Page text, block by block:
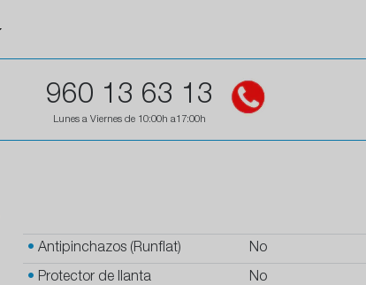
960 13 63 13
Lunes a Viernes de 10:00h a17:00h
• Antipinchazos (Runflat) No
• Protector de llanta No